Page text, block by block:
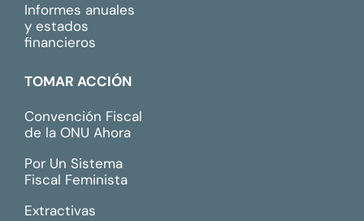
Informes anuales
y estados
financieros
TOMAR ACCIÓN
Convención Fiscal
de la ONU Ahora
Por Un Sistema
Fiscal Feminista
Extractivas